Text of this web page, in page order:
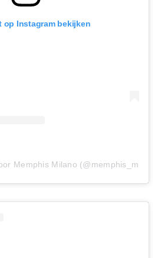
op Instagram bekijken
Memphis Milano